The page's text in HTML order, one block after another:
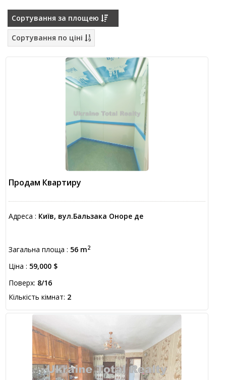
Сортування за площею
Сортування по ціні
Продам Квартиру
Адреса : Київ, вул.Бальзака Оноре де
Загальна площа : 56 m2
Ціна : 59,000 $
Поверх: 8/16
Кількість кімнат: 2